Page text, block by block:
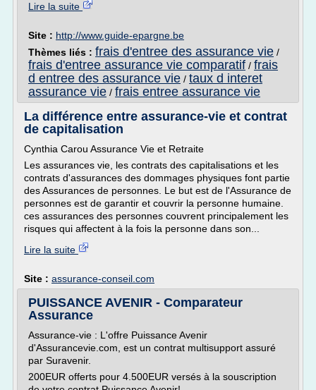
Lire la suite
Site : http://www.guide-epargne.be
Thèmes liés : frais d'entree des assurance vie /
frais d'entree assurance vie comparatif / frais
d entree des assurance vie / taux d interet
assurance vie / frais entree assurance vie
La différence entre assurance-vie et contrat
de capitalisation
Cynthia Carou Assurance Vie et Retraite
Les assurances vie, les contrats des capitalisations et les
contrats d'assurances des dommages physiques font partie
des Assurances de personnes. Le but est de l'Assurance de
personnes est de garantir et couvrir la personne humaine.
ces assurances des personnes couvrent principalement les
risques qui affectent à la fois la personne dans son...
Lire la suite
Site : assurance-conseil.com
PUISSANCE AVENIR - Comparateur
Assurance
Assurance-vie : L'offre Puissance Avenir
d'Assurancevie.com, est un contrat multisupport assuré
par Suravenir.
200EUR offerts pour 4.500EUR versés à la souscription